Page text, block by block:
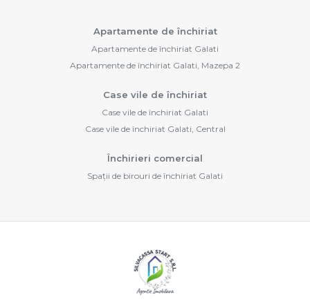
Apartamente de închiriat
Apartamente de închiriat Galati
Apartamente de închiriat Galati, Mazepa 2
Case vile de închiriat
Case vile de închiriat Galati
Case vile de închiriat Galati, Central
Închirieri comercial
Spații de birouri de închiriat Galati